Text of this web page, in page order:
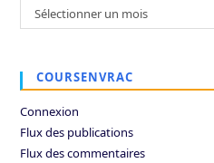
Archives
Sélectionner un mois
COURSENVRAC
Connexion
Flux des publications
Flux des commentaires